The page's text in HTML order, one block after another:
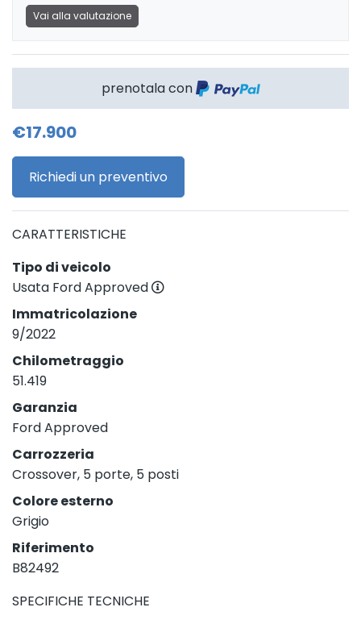
Vai alla valutazione
prenotala con
€17.900
Richiedi un preventivo
CARATTERISTICHE
Tipo di veicolo
Usata Ford Approved
Immatricolazione
9/2022
Chilometraggio
51.419
Garanzia
Ford Approved
Carrozzeria
Crossover, 5 porte, 5 posti
Colore esterno
Grigio
Riferimento
B82492
SPECIFICHE TECNICHE